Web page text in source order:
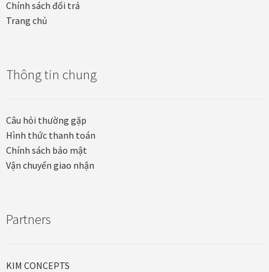
Sản phẩm mới
Test home page 260225
TẾT 2025
Chính sách đổi trả
Trang chủ
Thông tin chung
Câu hỏi thường gặp
Hình thức thanh toán
Chính sách bảo mật
Vận chuyển giao nhận
Partners
KIM CONCEPTS